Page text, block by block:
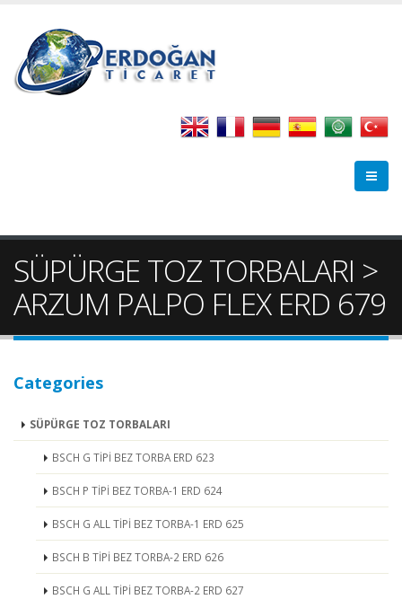
SÜPÜRGE TOZ TORBALARI >
ARZUM PALPO FLEX ERD 679
Categories
SÜPÜRGE TOZ TORBALARI
BSCH G TİPİ BEZ TORBA ERD 623
BSCH P TİPİ BEZ TORBA-1 ERD 624
BSCH G ALL TİPİ BEZ TORBA-1 ERD 625
BSCH B TİPİ BEZ TORBA-2 ERD 626
BSCH G ALL TİPİ BEZ TORBA-2 ERD 627